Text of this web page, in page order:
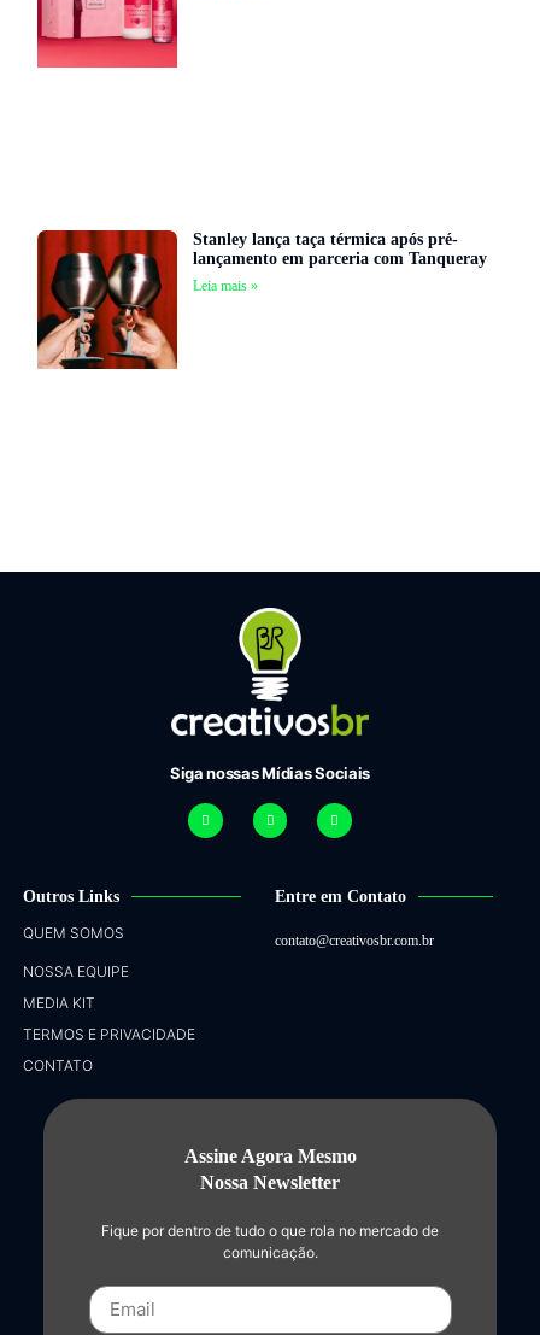
Stanley lança taça térmica após pré-
lançamento em parceria com Tanqueray
Leia mais »
Siga nossas Mídias Sociais
Outros Links
QUEM SOMOS
NOSSA EQUIPE
MEDIA KIT
TERMOS E PRIVACIDADE
CONTATO
Entre em Contato
contato@creativosbr.com.br
Assine Agora Mesmo
Nossa Newsletter
Fique por dentro de tudo o que rola no mercado de
comunicação.